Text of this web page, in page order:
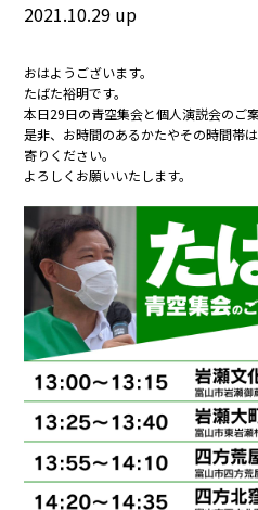
2021.10.29 up
おはようございます。
たばた裕明です。
本日29日の青空集会と個人演説会のご
是非、お時間のあるかたやその時間帯
寄りください。
よろしくお願いいたします。